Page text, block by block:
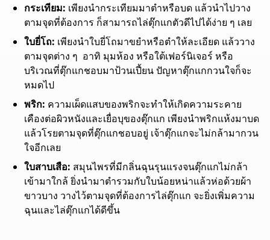
กระเทียม: เพียงนำกระเทียมมาตำหรือบด แล้วนำไปวาง
ตามจุดที่ต้องการ ก็สามารถไล่ตุ๊กแกตัวดีไปได้ง่าย ๆ เลย
ใบยี่โถ: เพียงนำใบยี่โถมาขยำหรือตำให้ละเอียด แล้ววาง
ตามจุดต่าง ๆ อาทิ มุมห้อง หรือใต้เฟอร์นิเจอร์ หรือ
บริเวณที่ตุ๊กแกชอบมาป้วนเปี้ยน ปัญหาตุ๊กแกกวนใจก็จะ
หมดไป
พริก: ความเผ็ดแสบของพริกจะทำให้เกิดความระคาย
เคืองต่อผิวหนังและเยื่อบุของตุ๊กแก เพียงนำพริกแห้งมาบด
แล้วโรยตามจุดที่ตุ๊กแกชอบอยู่ เจ้าตุ๊กแกจะไม่กล้ามากวน
ใจอีกเลย
ใบสาบเสือ: สมุนไพรที่มีกลิ่นฉุนรุนแรงจนตุ๊กแกไม่กล้า
เข้ามาใกล้ ยิ่งนำมาตำรวมกับใบน้อยหน่าแล้วห่อด้วยผ้า
ขาวบาง วางไว้ตามจุดที่ต้องการไล่ตุ๊กแก จะยิ่งเพิ่มความ
ฉุนและไล่ตุ๊กแกได้ดีขึ้น